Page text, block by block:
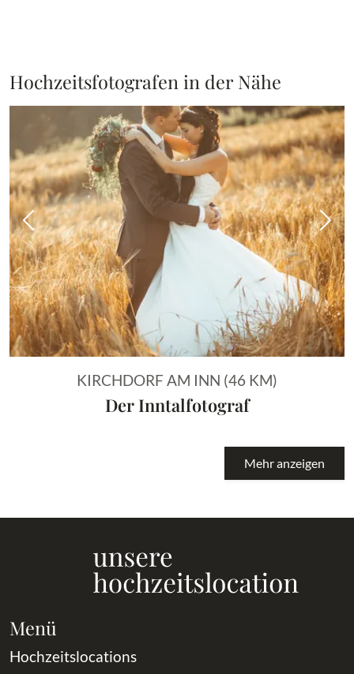
Hochzeitsfotografen in der Nähe
Vorheriges Bild
KIRCHDORF AM INN (46 KM)
Der Inntalfotograf
Mehr anzeigen
Menü
Hochzeitslocations